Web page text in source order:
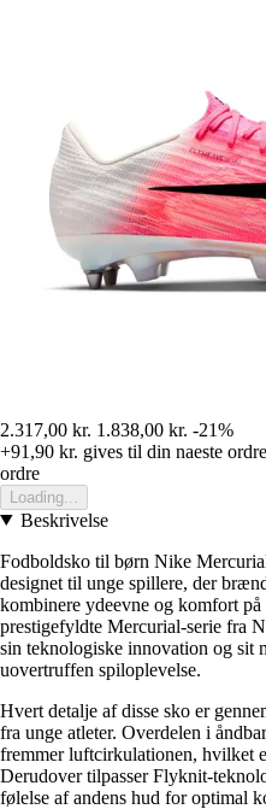
2.317,00 kr. 1.838,00 kr. -21%
+91,90 kr. gives til din naeste ordre
ordre
Loading...
Beskrivelse
Fodboldsko til børn Nike
designet til unge spillere, der
kombinere ydeevne og komfort på
prestigefyldte Mercurial-serie fra
sin teknologiske innovation og sit
uovertruffen spiloplevelse.
Hvert detalje af disse sko er
fra unge atleter. Overdelen i
fremmer luftcirkulationen, hvilket
Derudover tilpasser Flyknit-
følelse af andens hud for optimal